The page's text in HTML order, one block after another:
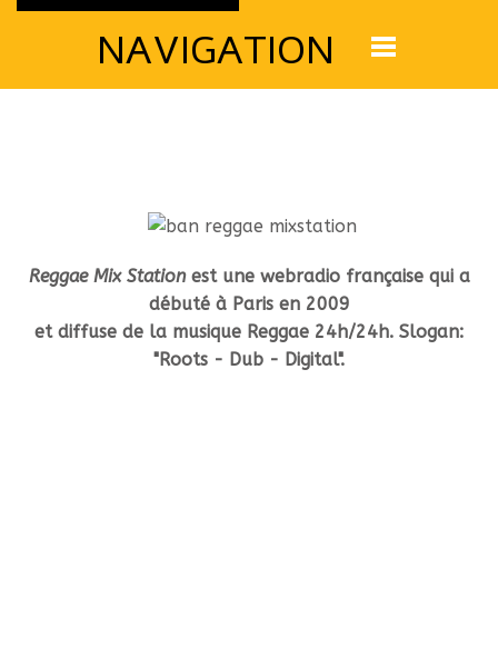
NAVIGATION
Reggae Mix Stationest une webradio française qui a
débuté à Paris en 2009
et diffuse de la musique Reggae 24h/24h. Slogan:
"Roots - Dub - Digital".